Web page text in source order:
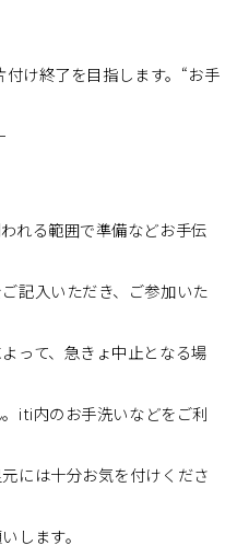
け終了を目指します。“お手
れる範囲で準備などお手伝
記入いただき、ご参加いた
って、急きょ中止となる場
iti内のお手洗いなどをご利
には十分お気を付けくださ
します。